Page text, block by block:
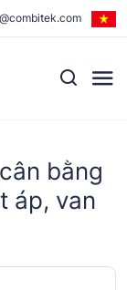
bằng
áp, van